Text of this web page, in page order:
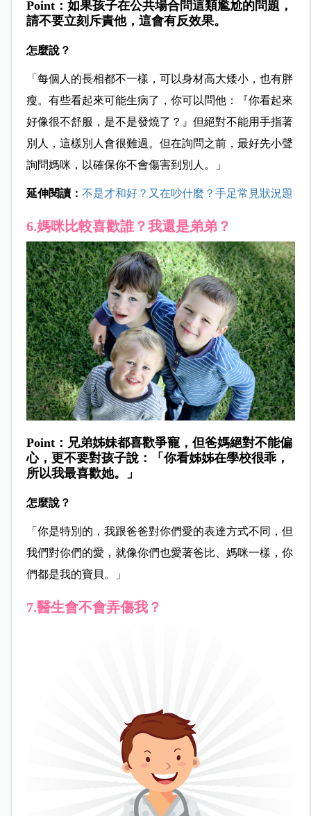
Point：如果孩子在公共場合問這類尷尬的問題，
請不要立刻斥責他，這會有反效果。
怎麼說？
「每個人的長相都不一樣，可以身材高大矮小，也有胖
瘦。有些看起來可能生病了，你可以問他：『你看起來
好像很不舒服，是不是發燒了？』但絕對不能用手指著
別人，這樣別人會很難過。但在詢問之前，最好先小聲
詢問媽咪，以確保你不會傷害到別人。」
延伸閱讀： 不是才和好？又在吵什麼？手足常見狀況題
6.媽咪比較喜歡誰？我還是弟弟？
Point：兄弟姊妹都喜歡爭寵，但爸媽絕對不能偏
心，更不要對孩子說：「你看姊姊在學校很乖，
所以我最喜歡她。」
怎麼說？
「你是特別的，我跟爸爸對你們愛的表達方式不同，但
我們對你們的愛，就像你們也愛著爸比、媽咪一樣，你
們都是我的寶貝。」
7.醫生會不會弄傷我？